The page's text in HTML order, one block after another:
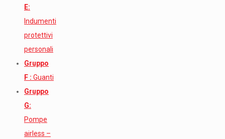
E:
Indumenti
protettivi
personali
Gruppo
F : Guanti
Gruppo
G:
Pompe
airless –